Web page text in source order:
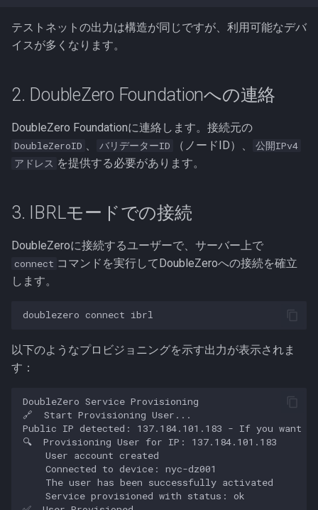
テストネットの出力は構造が同じですが、利用可能なデバ
イスが多くなります。
2. DoubleZero Foundationへの連絡
DoubleZero Foundationに連絡します。接続元の
DoubleZeroID バリデーターID （ノードID）、
公開IPv4
アドレス を提供する必要があります。
3. IBRLモードでの接続
DoubleZeroに接続するユーザーで、サーバー上で
connect コマンドを実行してDoubleZeroへの接続を確立
します。
doublezero connect
以下のようなプロビジョニングを示す出力が表示されま
す：
DoubleZero Service Provisioning
🔗  Start Provisioning User...
Public IP detected: 137.184.101.183 - If you
🔍  Provisioning User for IP: 137.184.101.183
    User account created
    Connected to device: nyc-dz001
    The user has been successfully activated
    Service provisioned with status: ok